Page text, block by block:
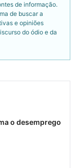
de informação.
de buscar a
e opiniões
do ódio e da
o desemprego